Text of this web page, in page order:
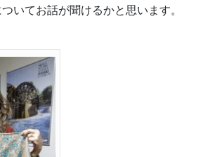
いてお話が聞けるかと思います。